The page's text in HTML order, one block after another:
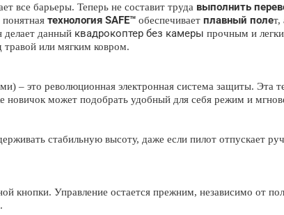
все барьеры. Теперь не составит труда выполнить
технология SAFE™ обеспечивает плавный полет,
данный квадрокоптер без камеры прочным и
травой или мягким ковром.
– это революционная электронная система защиты. Эта
может подобрать удобный для себя режим и
стабильную высоту, даже если пилот отпускает
кнопки. Управление остается прежним, независимо от